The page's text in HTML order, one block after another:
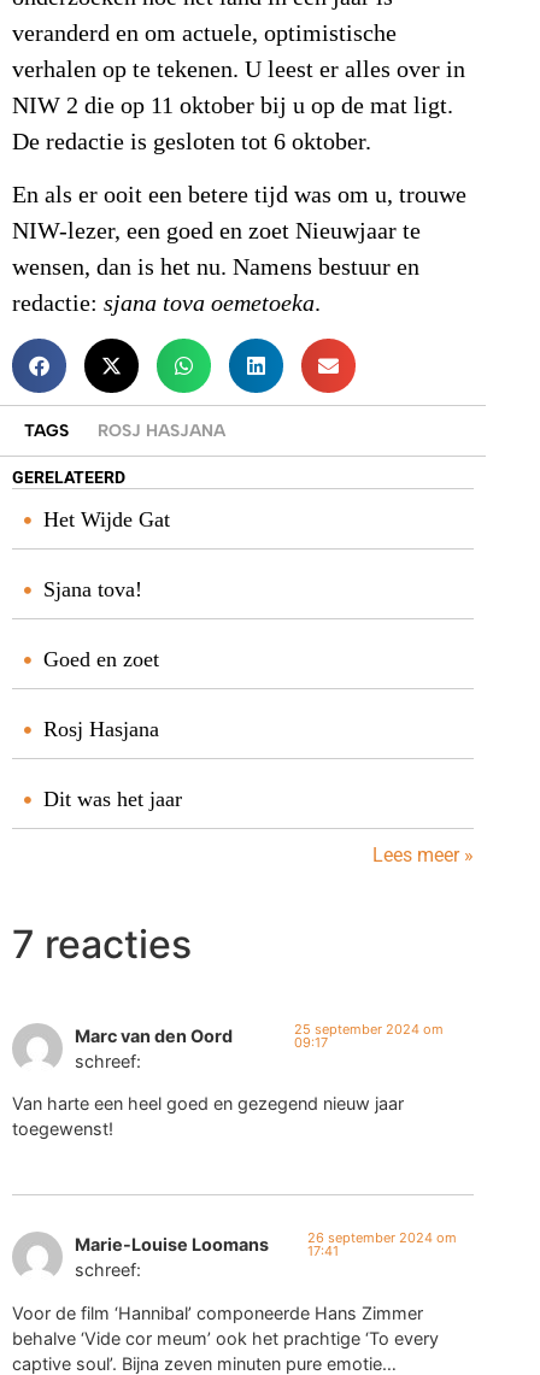
veranderd en om actuele, optimistische
verhalen op te tekenen. U leest er alles over in
NIW 2 die op 11 oktober bij u op de mat ligt.
De redactie is gesloten tot 6 oktober.
En als er ooit een betere tijd was om u, trouwe
NIW-lezer, een goed en zoet Nieuwjaar te
wensen, dan is het nu. Namens bestuur en
redactie: sjana tova oemetoeka.
TAGS ROSJ HASJANA
GERELATEERD
Het Wijde Gat
Sjana tova!
Goed en zoet
Rosj Hasjana
Dit was het jaar
Lees meer »
7 reacties
Marc van den Oord
schreef:
25 september 2024 om
09:17
Van harte een heel goed en gezegend nieuw jaar
toegewenst!
Marie-Louise Loomans
schreef:
26 september 2024 om
17:41
Voor de film ‘Hannibal’ componeerde Hans Zimmer
behalve ‘Vide cor meum’ ook het prachtige ‘To every
captive soul’. Bijna zeven minuten pure emotie…